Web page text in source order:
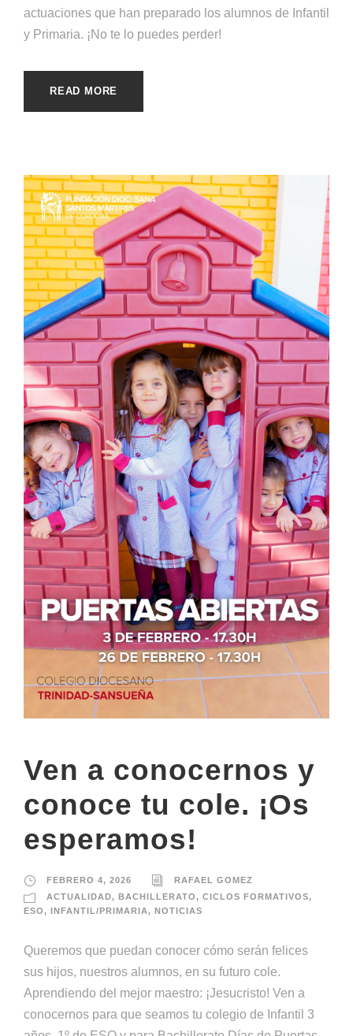
actuaciones que han preparado los alumnos de Infantil
y Primaria. ¡No te lo puedes perder!
READ MORE
Ven a conocernos y
conoce tu cole. ¡Os
esperamos!
FEBRERO 4, 2026
RAFAEL GOMEZ
ACTUALIDAD, BACHILLERATO, CICLOS FORMATIVOS,
ESO, INFANTIL/PRIMARIA, NOTICIAS
Queremos que puedan conocer cómo serán felices
sus hijos, nuestros alumnos, en su futuro cole.
Aprendiendo del mejor maestro: ¡Jesucristo! Ven a
conocernos para que seamos tu colegio de Infantil 3